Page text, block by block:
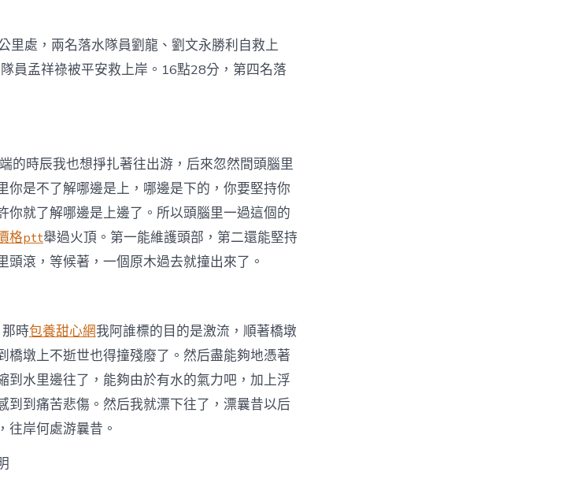
里處，兩名落水隊員劉龍、劉文永勝利自救上
員孟祥祿被平安救上岸。16點28分，第四名落
的時辰我也想掙扎著往出游，后來忽然間頭腦里
你是不了解哪邊是上，哪邊是下的，你要堅持你
你就了解哪邊是上邊了。所以頭腦里一過這個的
格ptt舉過火頂。第一能維護頭部，第二還能堅持
滾，等候著，一個原木過去就撞出來了。
時包養甜心網我阿誰標的目的是激流，順著橋墩
橋墩上不逝世也得撞殘廢了。然后盡能夠地憑著
到水里邊往了，能夠由於有水的氣力吧，加上浮
到到痛苦悲傷。然后我就漂下往了，漂曩昔以后
往岸何處游曩昔。